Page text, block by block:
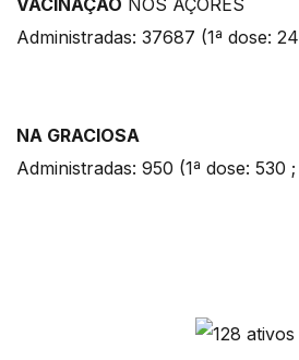
VACINAÇÃO NOS AÇORES
Administradas: 37687 (1ª dose:
NA GRACIOSA
Administradas: 950 (1ª dose: 530